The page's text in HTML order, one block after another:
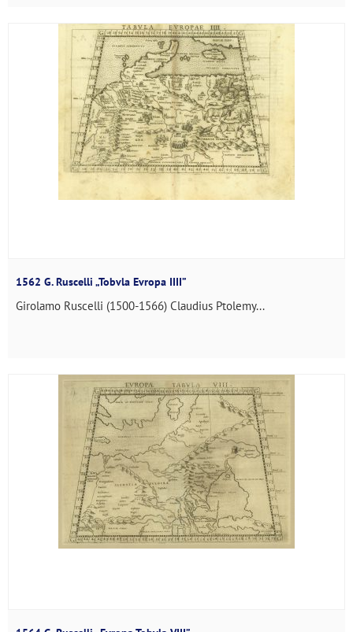
1562 G. Ruscelli „Tobvla Evropa IIII”
Girolamo Ruscelli (1500-1566) Claudius Ptolemy...